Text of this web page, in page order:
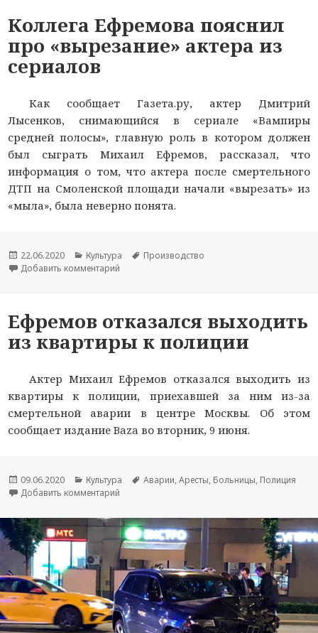
Коллега Ефремова пояснил
про «вырезание» актера из
сериалов
Как сообщает Газета.ру, актер Дмитрий
Лысенков, снимающийся в сериале «Вампиры
средней полосы», главную роль в котором должен
был сыграть Михаил Ефремов, рассказал, что
информация о том, что актера после смертельного
ДТП на Смоленской площади начали «вырезать» из
«мыла», была неверно понята.
Опубликовано
22.06.2020 Рубрики
Культура Метки
Производство
Добавить комментарий
Ефремов отказался выходить
из квартиры к полиции
Актер Михаил Ефремов отказался выходить из
квартиры к полиции, приехавшей за ним из-за
смертельной аварии в центре Москвы. Об этом
сообщает издание Baza во вторник, 9 июня.
Опубликовано
09.06.2020 Рубрики
Культура Метки
Аварии,Аресты, Больницы, Полиция
Добавить комментарий